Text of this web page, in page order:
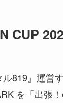
CUP
819』運営
を「出張